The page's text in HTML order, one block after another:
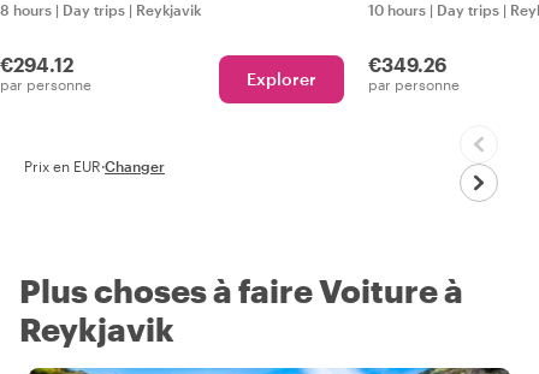
8 hours | Day trips | Reykjavik
€294.12
par personne Explorer
10 hours | Day trips |
€349.26
par personne
Prix en EUR·Changer
Plus choses à faire Voiture à
Reykjavik